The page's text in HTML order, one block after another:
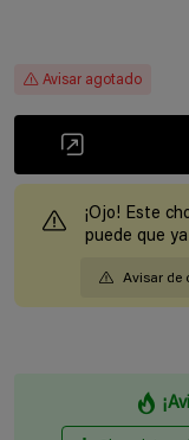
Avisar agotado
¡Ojo! Este
puede que
Avisar de